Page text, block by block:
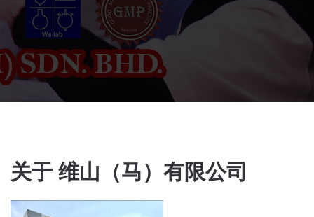
关于 维山（马）有限公司